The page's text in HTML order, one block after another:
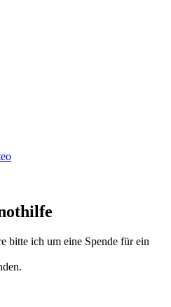
bitte ich um eine Spende für ein